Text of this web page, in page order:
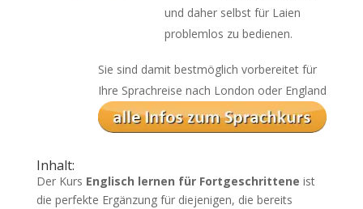
und daher selbst für Laien
problemlos zu bedienen.
Sie sind damit bestmöglich vorbereitet für
Ihre Sprachreise nach London oder England
Inhalt:
Der Kurs Englisch lernen für Fortgeschrittene ist
die perfekte Ergänzung für diejenigen, die bereits